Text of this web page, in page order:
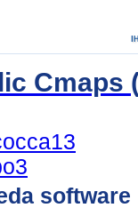
Cmaps
software